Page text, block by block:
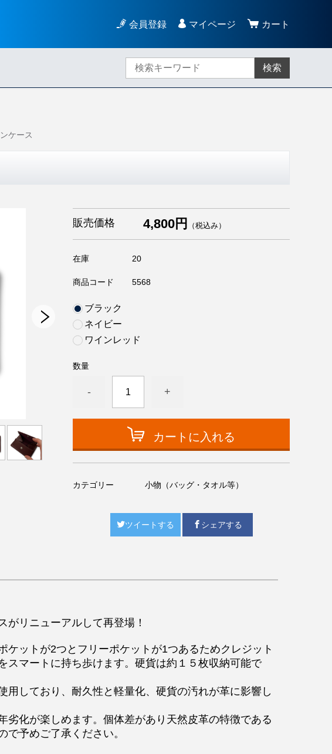
会員登録 マイページ カート
検索
ケース
販売価格 4,800円 （税込み）
在庫 20
商品コード 5568
ブラック
ネイビー
ワインレッド
数量
- +
カートに入れる
カテゴリー 小物（バッグ・タオル等）
ツイートする シェアする
がリニューアルして再登場！
ケットが2つとフリーポケットが1つあるためクレジット
スマートに持ち歩けます。 硬貨は約１５枚収納可能で
用しており、耐久性と軽量化、硬貨の汚れが革に影響し
劣化が楽しめます。個体差があり天然皮革の特徴である
で予めご了承ください。